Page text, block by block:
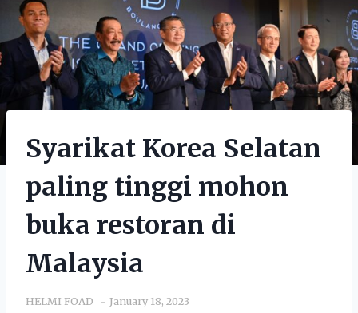
Syarikat Korea Selatan
paling tinggi mohon
buka restoran di
Malaysia
HELMI FOAD January 18, 2023